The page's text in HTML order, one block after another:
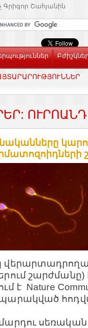
Գրիգոր Շահյանին
շարժմանը)
է Nature
սեռական